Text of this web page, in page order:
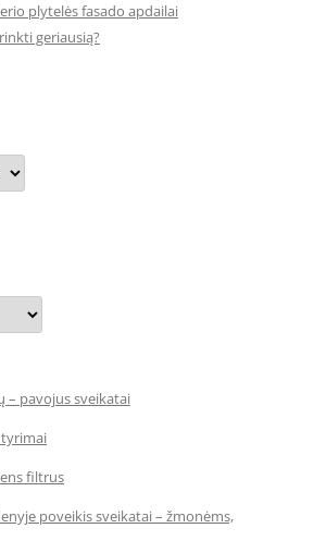
plytelės fasado apdailai
geriausią?
– pavojus sveikatai
filtrus
poveikis sveikatai – žmonėms,